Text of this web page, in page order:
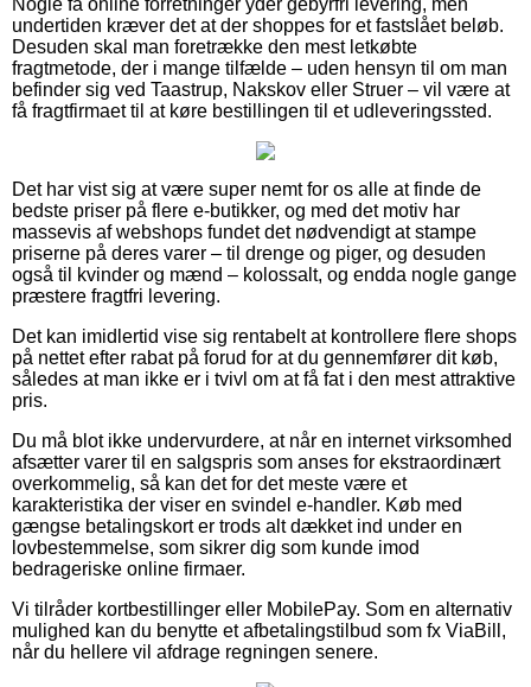
Nogle få online forretninger yder gebyrfri levering, men
undertiden kræver det at der shoppes for et fastslået beløb.
Desuden skal man foretrække den mest letkøbte
fragtmetode, der i mange tilfælde – uden hensyn til om man
befinder sig ved Taastrup, Nakskov eller Struer – vil være at
få fragtfirmaet til at køre bestillingen til et udleveringssted.
Det har vist sig at være super nemt for os alle at finde de
bedste priser på flere e-butikker, og med det motiv har
massevis af webshops fundet det nødvendigt at stampe
priserne på deres varer – til drenge og piger, og desuden
også til kvinder og mænd – kolossalt, og endda nogle gange
præstere fragtfri levering.
Det kan imidlertid vise sig rentabelt at kontrollere flere shops
på nettet efter rabat på forud for at du gennemfører dit køb,
således at man ikke er i tvivl om at få fat i den mest attraktive
pris.
Du må blot ikke undervurdere, at når en internet virksomhed
afsætter varer til en salgspris som anses for ekstraordinært
overkommelig, så kan det for det meste være et
karakteristika der viser en svindel e-handler. Køb med
gængse betalingskort er trods alt dækket ind under en
lovbestemmelse, som sikrer dig som kunde imod
bedrageriske online firmaer.
Vi tilråder kortbestillinger eller MobilePay. Som en alternativ
mulighed kan du benytte et afbetalingstilbud som fx ViaBill,
når du hellere vil afdrage regningen senere.